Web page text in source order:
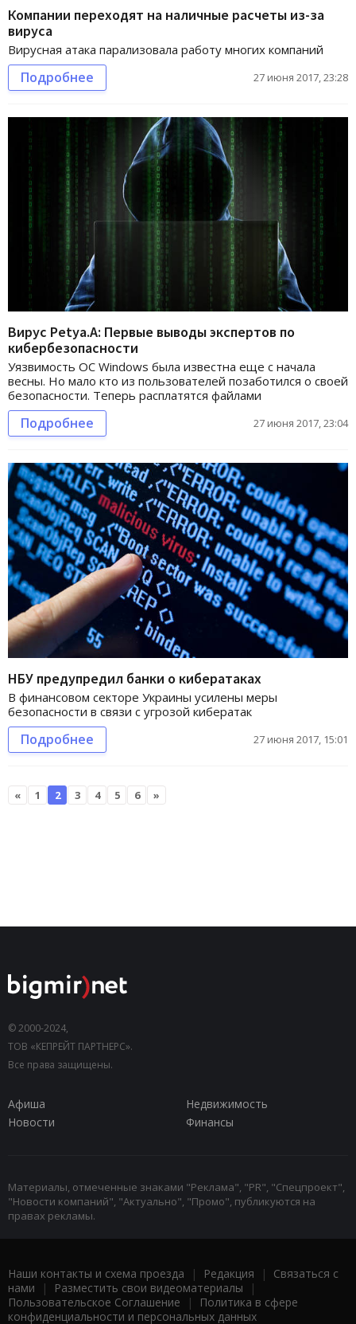
Компании переходят на наличные расчеты из-за
вируса
Вирусная атака парализовала работу многих компаний
Подробнее 27 июня 2017, 23:28
Вирус Petya.A: Первые выводы экспертов по
кибербезопасности
Уязвимость ОС Windows была известна еще с начала
весны. Но мало кто из пользователей позаботился о своей
безопасности. Теперь расплатятся файлами
Подробнее 27 июня 2017, 23:04
НБУ предупредил банки о кибератаках
В финансовом секторе Украины усилены меры
безопасности в связи с угрозой кибератак
Подробнее 27 июня 2017, 15:01
« 1 2 3 4 5 6 »
© 2000-2024,
ТОВ «КЕПРЕЙТ ПАРТНЕРС».
Все права защищены.
Афиша
Недвижимость
Новости
Финансы
Материалы, отмеченные знаками "Реклама", "PR", "Спецпроект",
"Новости компаний", "Актуально", "Промо", публикуются на
правах рекламы.
Наши контакты и схема проезда | Редакция | Связаться с
нами | Разместить свои видеоматериалы |
Пользовательское Соглашение |
Политика в сфере
конфиденциальности и персональных данных